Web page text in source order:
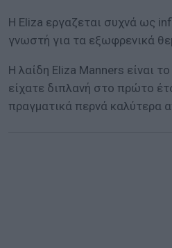
Η Eliza εργαζεται συχνά ως
γνωστή για τα εξωφρενικά
Η λαίδη Eliza Manners είναι
είχατε διπλανή στο πρώτο
πραγματικά περνά καλύτερα